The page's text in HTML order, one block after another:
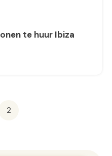
te huur Ibiza
2